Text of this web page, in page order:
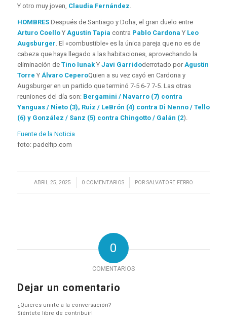
Y otro muy joven, Claudia Fernández.
HOMBRES Después de Santiago y Doha, el gran duelo entre
Arturo Coello Y Agustín Tapia contra Pablo Cardona Y Leo
Augsburger. El «combustible» es la única pareja que no es de
cabeza que haya llegado a las habitaciones, aprovechando la
eliminación de Tino lunak Y Javi Garridoderrotado porAgustín
Torre YÁlvaro CeperoQuien a su vez cayó en Cardona y
Augsburger en un partido que terminó 7-5 6-7 7-5. Las otras
reuniones del día son: Bergamini / Navarro (7) contra
Yanguas / Nieto (3), Ruiz / LeBrón (4) contra Di Nenno / Tello
(6) y González / Sanz (5) contra Chingotto / Galán (2).
Fuente de la Noticia
foto: padelfip.com
ABRIL 25, 2025
/ 0 COMENTARIOS
/ POR SALVATORE FERRO
0
COMENTARIOS
Dejar un comentario
¿Quieres unirte a la conversación?
Siéntete libre de contribuir!